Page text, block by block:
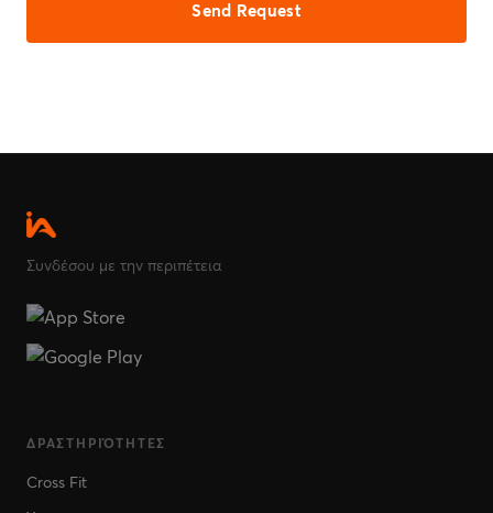
Συνδέσου με την περιπέτεια
ΔΡΑΣΤΗΡΙΌΤΗΤΕΣ
Cross Fit